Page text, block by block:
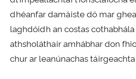
dhéanfar damáiste dó mar
laghdóidh an costas cothabhála
athsholáthair amhábhar don
chur ar leanúnachas